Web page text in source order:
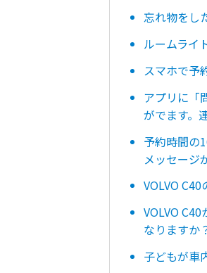
忘れ物をし
ルームライ
スマホで予
アプリに「
がでます。
予約時間の
メッセージ
VOLVO
VOLVO
なりますか
子どもが車